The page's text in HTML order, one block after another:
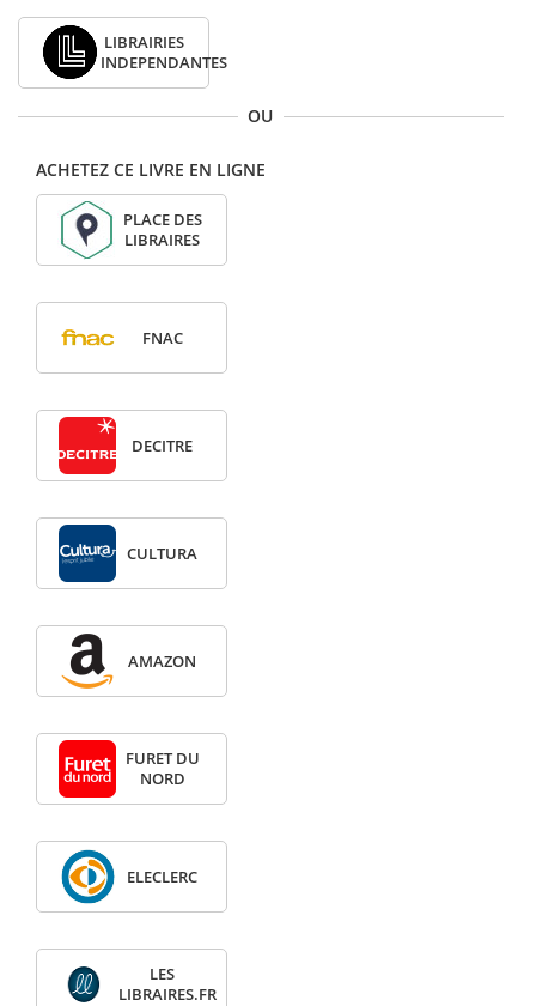
LIBRAIRIES
INDEPENDANTES
OU
ACHETEZ CE LIVRE EN LIGNE
PLACE DES
LIBRAIRES
FNAC
DECITRE
CULTURA
AMAZON
FURET DU
NORD
ELECLERC
LES
LIBRAIRES.FR